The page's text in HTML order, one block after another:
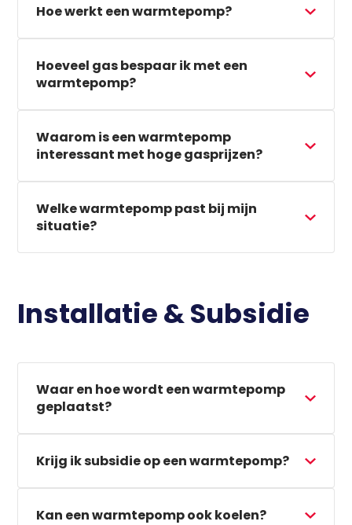
Waar ben je naar op zoek?
Hoe werkt een warmtepomp?
Hoeveel gas bespaar ik met een
warmtepomp?
Waarom is een warmtepomp
interessant met hoge gasprijzen?
Welke warmtepomp past bij mijn
situatie?
Installatie & Subsidie
Waar en hoe wordt een warmtepomp
geplaatst?
Krijg ik subsidie op een warmtepomp?
Kan een warmtepomp ook koelen?